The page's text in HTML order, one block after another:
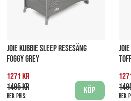
JOIE KUBBIE SLEEP RESESÄNG
FOGGY GREY
1271 kr
1495 kr
Rek. pris:
Köp
Rek.